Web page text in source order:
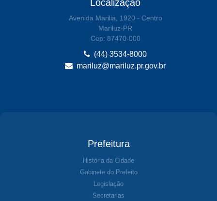
Localização
Avenida Marilia, 1920 - Centro
Mariluz-PR
Cep: 87470-000
(44) 3534-8000
mariluz@mariluz.pr.gov.br
Prefeitura
História da Cidade
Gabinete do Prefeito
Legislação
Secretarias